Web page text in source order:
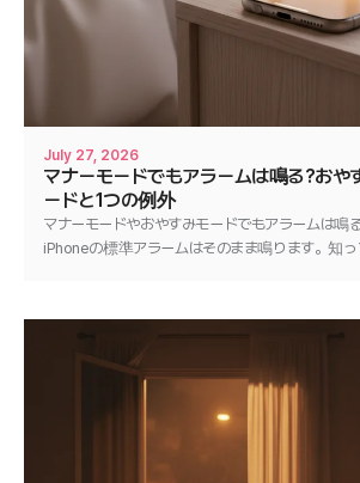
July 27, 2026
マナーモードでもアラームは鳴る?おや
ードと1つの例外
マナーモードやおやすみモードでもアラームは鳴
iPhoneの標準アラームはそのまま鳴ります。知っ